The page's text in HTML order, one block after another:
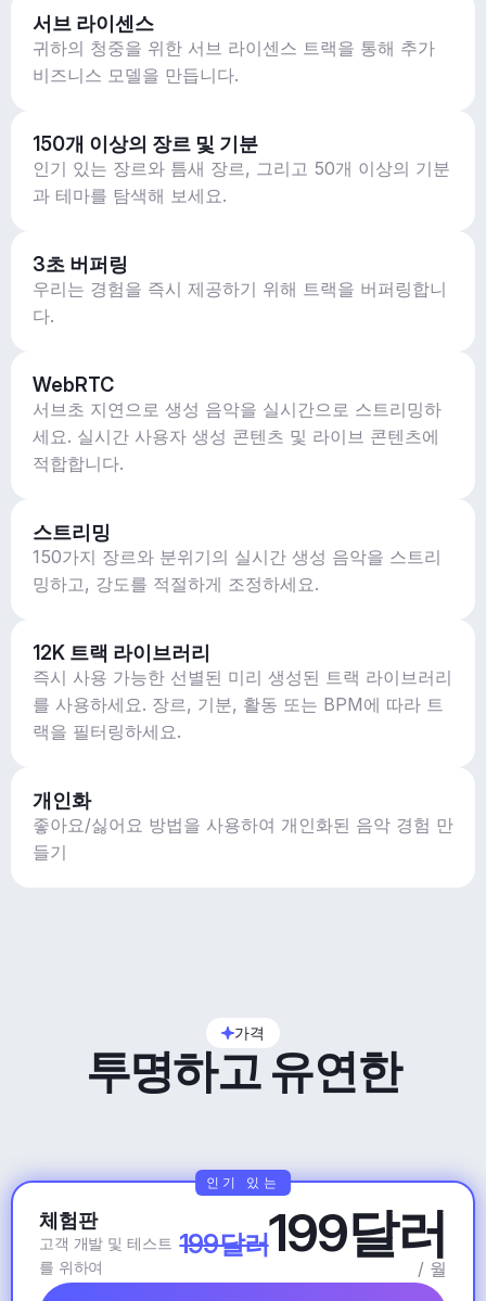
서브 라이센스
귀하의 청중을 위한 서브 라이센스 트랙을 통해 추가
비즈니스 모델을 만듭니다.
150개 이상의 장르 및 기분
인기 있는 장르와 틈새 장르, 그리고 50개 이상의 기분
과 테마를 탐색해 보세요.
3초 버퍼링
우리는 경험을 즉시 제공하기 위해 트랙을 버퍼링합니
다.
WebRTC
서브초 지연으로 생성 음악을 실시간으로 스트리밍하
세요. 실시간 사용자 생성 콘텐츠 및 라이브 콘텐츠에
적합합니다.
스트리밍
150가지 장르와 분위기의 실시간 생성 음악을 스트리
밍하고, 강도를 적절하게 조정하세요.
12K 트랙 라이브러리
즉시 사용 가능한 선별된 미리 생성된 트랙 라이브러리
를 사용하세요. 장르, 기분, 활동 또는 BPM에 따라 트
랙을 필터링하세요.
개인화
좋아요/싫어요 방법을 사용하여 개인화된 음악 경험 만
들기
가격
투명하고 유연한
체험판
고객 개발 및 테스트
를 위하여
199달러199달러
/ 월
인기 있는